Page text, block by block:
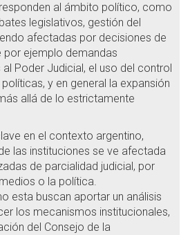
al ámbito político, como
legislativos, gestión del
afectadas por decisiones de
por ejemplo demandas
Poder Judicial, el uso del control
y en general la expansión
allá de lo estrictamente
en el contexto argentino,
las instituciones se ve afectada
de parcialidad judicial, por
o la política.
esta buscan aportar un análisis
los mecanismos institucionales,
del Consejo de la